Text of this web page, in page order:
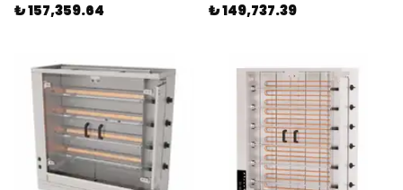
₺ 157,359.64 ₺ 149,737.39